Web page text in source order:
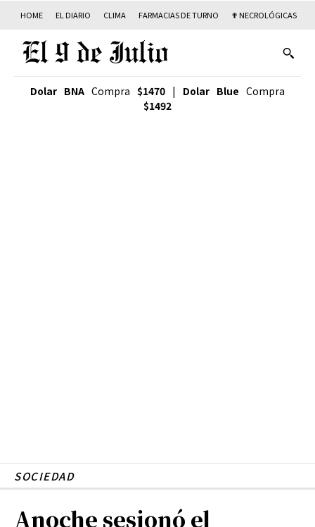
HOME EL DIARIO CLIMA FARMACIAS DE TURNO ✟ NECROLÓGICAS
Dolar BNA Compra $1470 | Dolar Blue Compra
$1492
SOCIEDAD
Anoche sesionó el